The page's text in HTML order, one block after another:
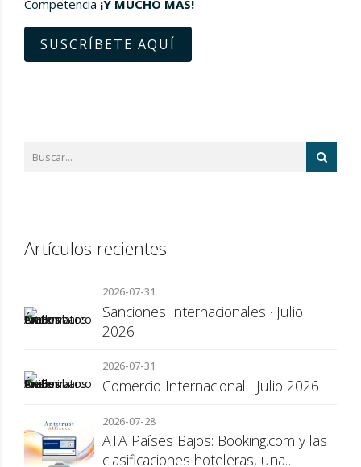
Competencia ¡Y MUCHO MÁS!
SUSCRÍBETE AQUÍ
Artículos recientes
2026-07-31
Sanciones Internacionales · Julio
2026
2026-07-31
Comercio Internacional · Julio 2026
2026-07-28
ATA Países Bajos: Booking.com y las
clasificaciones hoteleras, una